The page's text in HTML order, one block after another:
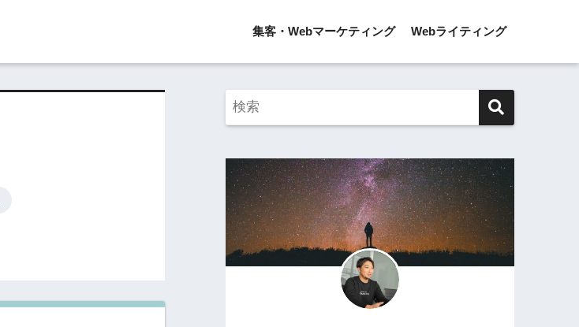
集客・Webマーケティング Webライティング